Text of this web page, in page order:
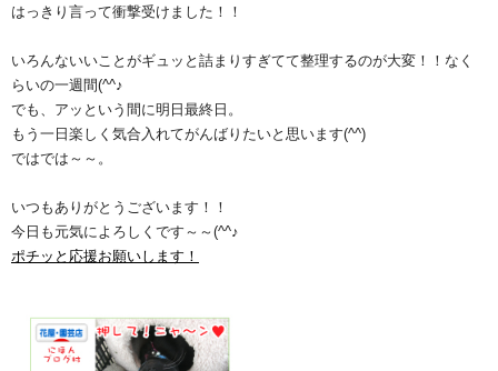
はっきり言って衝撃受けました！！
いろんないいことがギュッと詰まりすぎてて整理するのが大変！！なく
らいの一週間(^^♪
でも、アッという間に明日最終日。
もう一日楽しく気合入れてがんばりたいと思います(^^)
ではでは～～。
いつもありがとうございます！！
今日も元気によろしくです～～(^^♪
ポチッと応援お願いします！